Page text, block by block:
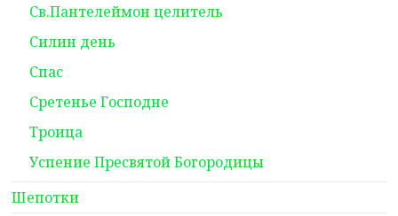
Св.Пантелеймон целитель
Силин день
Спас
Сретенье Господне
Троица
Успение Пресвятой Богородицы
Шепотки